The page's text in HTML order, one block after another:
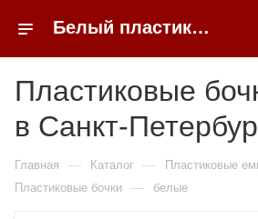
Белый пластиковые бочки в Санкт-Петербурге недорого | 0FFER
Пластиковые
в Санкт-
Главная — Каталог — Пластиковые
Пластиковые бочки — белые